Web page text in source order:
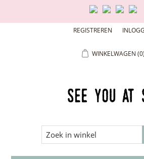
REGISTREREN
WINKELWAGEN (0)